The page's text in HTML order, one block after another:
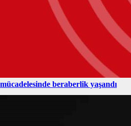
beraberlik yaşandı